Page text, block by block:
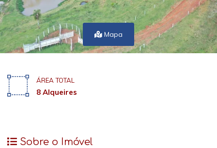
Mapa
ÁREA TOTAL
8 Alqueires
Sobre o Imóvel